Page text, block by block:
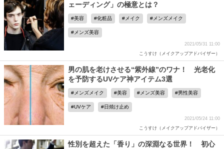
ェーディング」の極意とは？
美容 化粧品 メイク メンズメイク
メンズ美容
2021/05/31 11:00
こうすけ（メイクアップアドバイザー）
男の肌を老けさせる“紫外線”のワナ！ 光老化
を予防するUVケア神アイテム3選
メンズメイク 美容 メンズ美容 男性美容
UVケア 日焼け止め
2021/05/24 11:00
こうすけ（メイクアップアドバイザー）
性別を超えた「香り」の深淵なる世界！ 初心